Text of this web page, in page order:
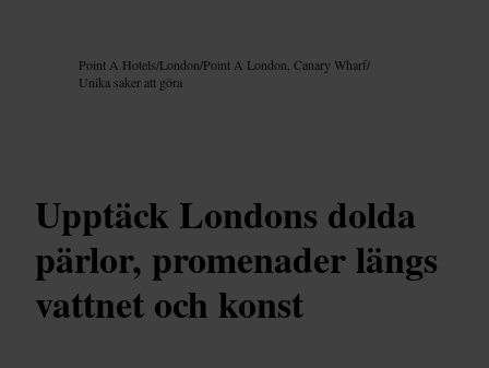
Point A Hotels/London/Point A London, Canary Wharf/
Unika saker att göra
Upptäck Londons dolda
pärlor, promenader längs
vattnet och konst